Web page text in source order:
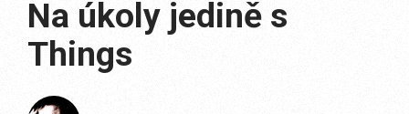
Na úkoly jedině s
Things